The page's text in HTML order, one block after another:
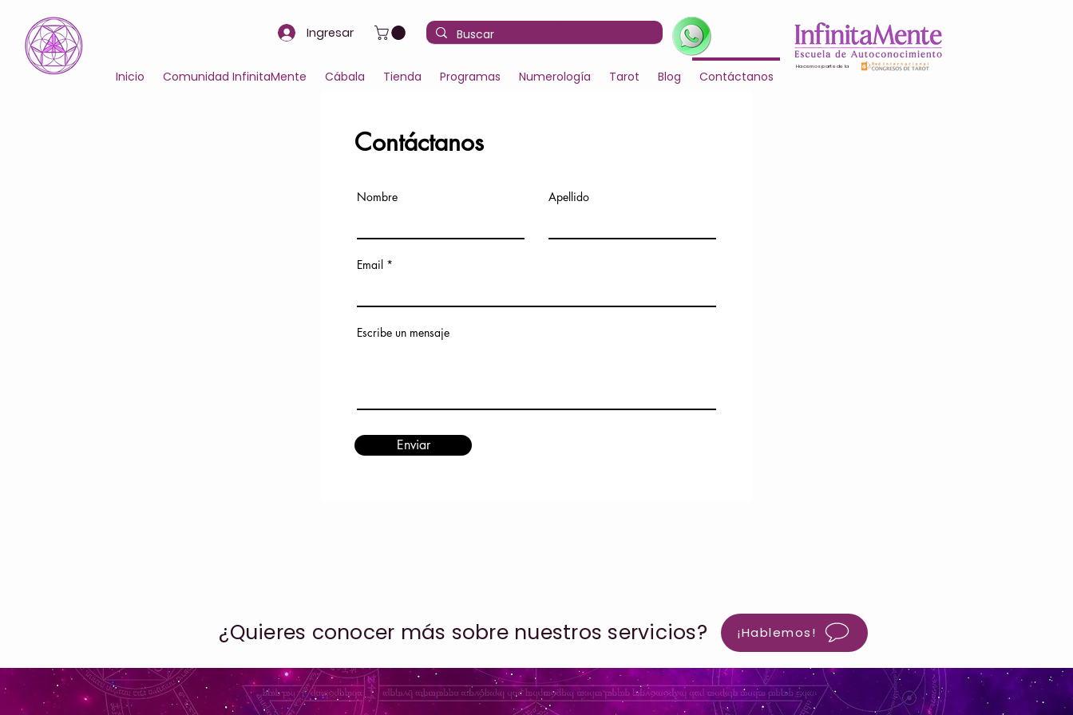
Ingresar
Inicio Comunidad InfinitaMente Cábala Tienda Programas Numerología Tarot Blog Contáctanos
Hacemos parte de la
Contáctanos
Nombre Apellido
Email
Escribe un mensaje
Enviar
¿Quieres conocer más sobre nuestros servicios? ¡Hablemos!